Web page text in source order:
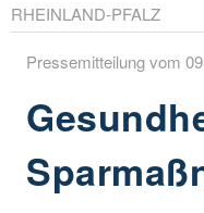
RHEINLAND-PFALZ
Pressemitteilung vom